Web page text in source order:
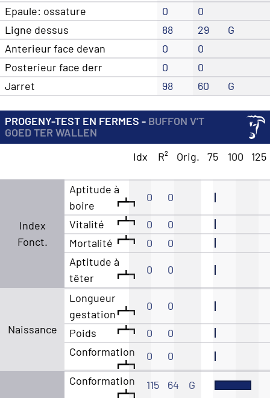
Epaule: ossature
0
0
Ligne dessus
88 29
G
Anterieur face devan
0
0
Posterieur face derr
0
0
Jarret
98 60 G
PROGENY-TEST EN FERMES - BUFFON V'T
GOED TER WALLEN
Idx
R² Orig. 75 100 125
Index
Fonct.
Aptitude à
boire
0 0
Vitalité 0
0
Mortalité
0
0
Aptitude à
têter
0 0
Naissance
Longueur
gestation
0 0
Poids 0
0
Conformation
0 0
Conformation 115 64
G